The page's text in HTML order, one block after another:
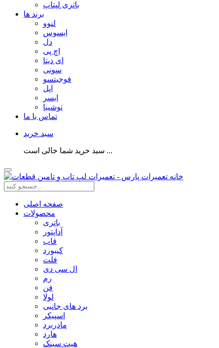
باتری لپتاپ
برند ها
لنوو
ایسوس
دل
اچ پی
ای دیتا
سونی
فوجیتسو
اپل
ایسر
توشیبا
تماس با ما
سبد خرید
سبد خرید شما خالی است ...
صفحه اصلی
محصولات
باتری
آداپتور
قاب
کیبورد
فلت
ال سی دی
رم
فن
لولا
برد های جانبی
اسپیکر
مادربرد
هارد
هیت سینک